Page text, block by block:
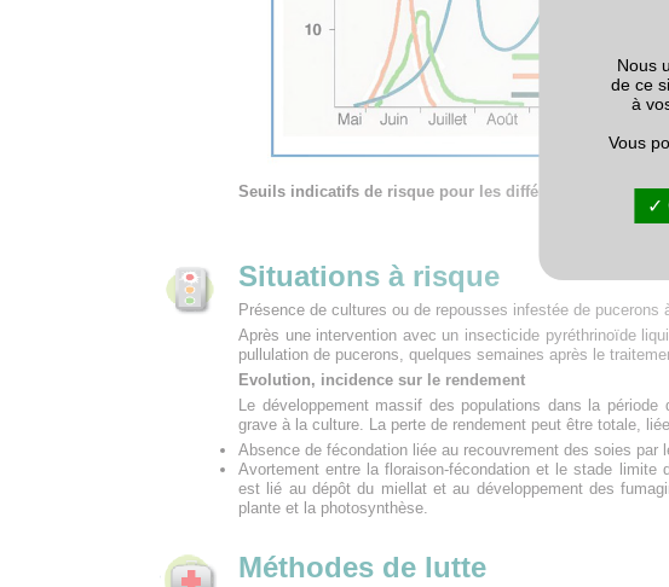
Seuils indicatifs de risque pour les différentes espèces
Situations à risque
Présence de cultures ou de repousses infestée de pucerons
Après une intervention avec un insecticide pyréthrinoïde
pullulation de pucerons, quelques semaines après le
Evolution, incidence sur le rendement
Le développement massif des populations dans la
grave à la culture. La perte de rendement peut être totale,
Absence de fécondation liée au recouvrement des soies par
Avortement entre la floraison-fécondation et le stade limite
est lié au dépôt du miellat et au développement des
plante et la photosynthèse.
Méthodes de lutte
Nous
de ce
à
Vous